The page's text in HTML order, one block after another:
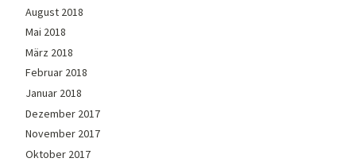
August 2018
Mai 2018
März 2018
Februar 2018
Januar 2018
Dezember 2017
November 2017
Oktober 2017